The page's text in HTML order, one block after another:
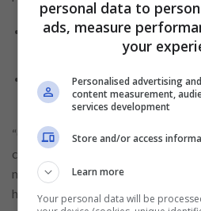
Solicita tu tarjeta de crédito
exclusivos y sin anualidad
Obtén dinero rápido: Cómo
personal con Banco Azteca
“Continuaremos trabajando para
confiable de apoyo, crecimiento e
montos disponibles abarcan un
hasta los $800.000, teniendo en
personal data to
ads, measure
your
Personalised advertising
content measurement,
services development
Store and/or access
Learn more
Your personal data will be